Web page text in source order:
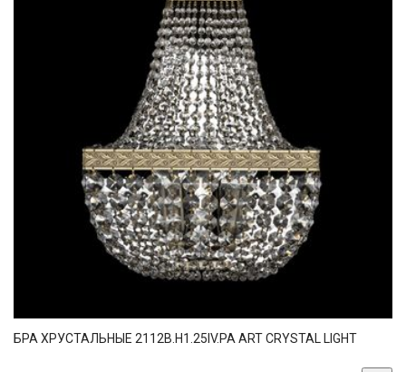
БРА ХРУСТАЛЬНЫЕ 2112B.H1.25IV.PA ART CRYSTAL LIGHT